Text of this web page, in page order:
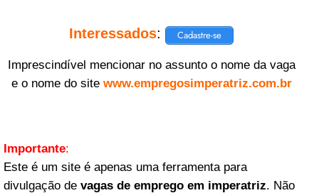
Interessados: Cadastre-se
Imprescindível mencionar no assunto o nome da vaga
e o nome do site www.empregosimperatriz.com.br
Importante:
Este é um site é apenas uma ferramenta para
divulgação de vagas de emprego em imperatriz. Não